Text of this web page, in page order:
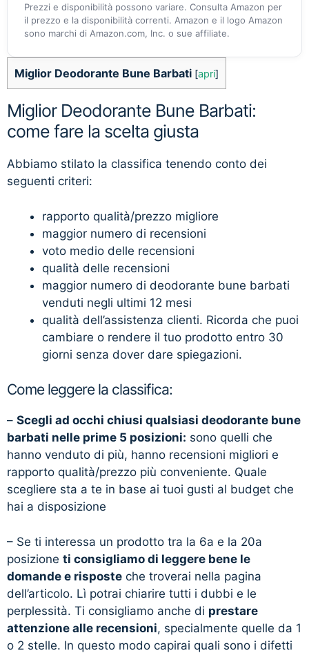
Prezzi e disponibilità possono variare. Consulta Amazon per
il prezzo e la disponibilità correnti. Amazon e il logo Amazon
sono marchi di Amazon.com, Inc. o sue affiliate.
Miglior Deodorante Bune Barbati [apri]
Miglior Deodorante Bune Barbati:
come fare la scelta giusta
Abbiamo stilato la classifica tenendo conto dei
seguenti criteri:
rapporto qualità/prezzo migliore
maggior numero di recensioni
voto medio delle recensioni
qualità delle recensioni
maggior numero di deodorante bune barbati
venduti negli ultimi 12 mesi
qualità dell’assistenza clienti. Ricorda che puoi
cambiare o rendere il tuo prodotto entro 30
giorni senza dover dare spiegazioni.
Come leggere la classifica:
– Scegli ad occhi chiusi qualsiasi deodorante bune
barbati nelle prime 5 posizioni: sono quelli che
hanno venduto di più, hanno recensioni migliori e
rapporto qualità/prezzo più conveniente. Quale
scegliere sta a te in base ai tuoi gusti al budget che
hai a disposizione
– Se ti interessa un prodotto tra la 6a e la 20a
posizione ti consigliamo di leggere bene le
domande e risposte che troverai nella pagina
dell’articolo. Lì potrai chiarire tutti i dubbi e le
perplessità. Ti consigliamo anche di prestare
attenzione alle recensioni, specialmente quelle da 1
o 2 stelle. In questo modo capirai quali sono i difetti